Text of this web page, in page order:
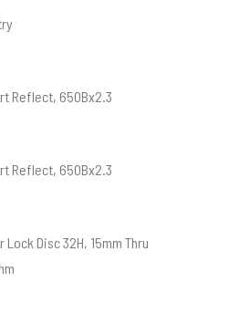
Reflect, 650Bx2.3
Reflect, 650Bx2.3
Lock Disc 32H, 15mm Thru